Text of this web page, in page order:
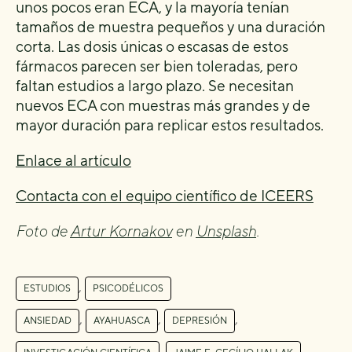
unos pocos eran ECA, y la mayoría tenían
tamaños de muestra pequeños y una duración
corta. Las dosis únicas o escasas de estos
fármacos parecen ser bien toleradas, pero
faltan estudios a largo plazo. Se necesitan
nuevos ECA con muestras más grandes y de
mayor duración para replicar estos resultados.
Enlace al artículo
Contacta con el equipo científico de ICEERS
Foto deArtur Kornakoven Unsplash.
ESTUDIOS , PSICODÉLICOS
ANSIEDAD , AYAHUASCA , DEPRESIÓN ,